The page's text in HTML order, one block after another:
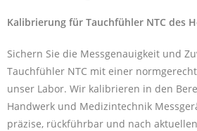
Kalibrierung für Tauchfühler NTC des
Sichern Sie die Messgenauigkeit und
Tauchfühler NTC mit einer
unser Labor. Wir kalibrieren in den
Handwerk und Medizintechnik
präzise, rückführbar und nach